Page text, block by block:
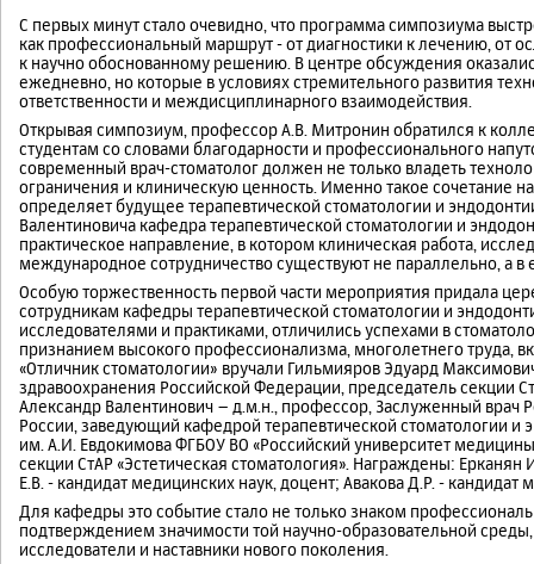
С первых минут стало очевидно, что программа симпозиума
как профессиональный маршрут - от диагностики к лечению, от
к научно обоснованному решению. В центре обсуждения
ежедневно, но которые в условиях стремительного развития
ответственности и междисциплинарного взаимодействия.
Открывая симпозиум, профессор А.В. Митронин обратился к
студентам со словами благодарности и профессионального
современный врач-стоматолог должен не только владеть
ограничения и клиническую ценность. Именно такое сочетание
определяет будущее терапевтической стоматологии и
Валентиновича кафедра терапевтической стоматологии и
практическое направление, в котором клиническая работа,
международное сотрудничество существуют не параллельно, а
Особую торжественность первой части мероприятия придала
сотрудникам кафедры терапевтической стоматологии и
исследователями и практиками, отличились успехами в
признанием высокого профессионализма, многолетнего труда,
«Отличник стоматологии» вручали Гильмияров Эдуард
здравоохранения Российской Федерации, председатель секции
Александр Валентинович – д.м.н., профессор, Заслуженный врач
России, заведующий кафедрой терапевтической стоматологии и
им. А.И. Евдокимова ФГБОУ ВО «Российский университет
секции СтАР «Эстетическая стоматология». Награждены:
Е.В. - кандидат медицинских наук, доцент; Авакова Д.Р. - кандидат
Для кафедры это событие стало не только знаком
подтверждением значимости той научно-образовательной
исследователи и наставники нового поколения.